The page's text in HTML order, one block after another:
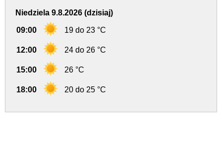
Niedziela 9.8.2026 (dzisiaj)
09:00 19 do 23 °C
12:00 24 do 26 °C
15:00 26 °C
18:00 20 do 25 °C